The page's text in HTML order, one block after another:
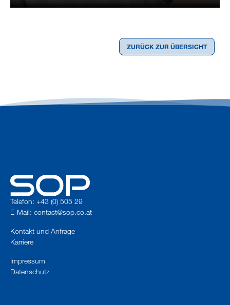
ZURÜCK ZUR ÜBERSICHT
Telefon: +43 (0) 505 29
E-Mail: contact@sop.co.at
Kontakt und Anfrage
Karriere
Impressum
Datenschutz